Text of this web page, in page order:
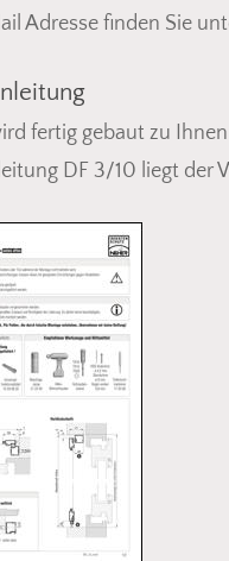
Adresse finden Sie
fertig gebaut zu
DF 3/10 liegt der